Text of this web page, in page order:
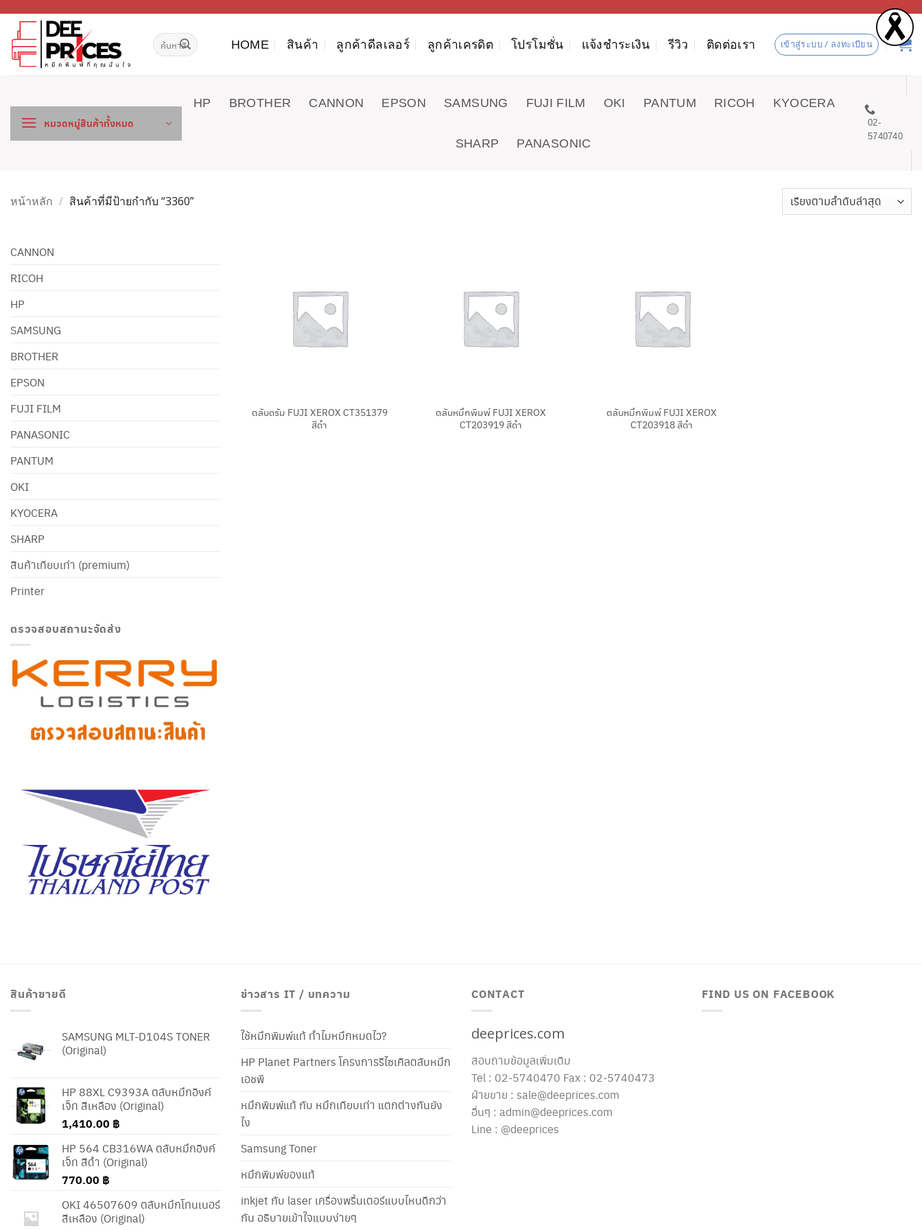
เนื้อหา
ค้นหา: HOME สินค้า ลูกค้าดีลเลอร์ ลูกค้าเครดิต โปรโมชั่น แจ้งชำระเงิน รีวิว ติดต่อเรา เข้าสู่ระบบ / ลงทะเบียน
หมวดหมู่สินค้าทั้งหมด
HP BROTHER CANNON EPSON SAMSUNG FUJI FILM OKI PANTUM RICOH KYOCERA
SHARP PANASONIC
02-
5740740
หน้าหลัก / สินค้าที่มีป้ายกำกับ “3360”
CANNON
RICOH
HP
SAMSUNG
BROTHER
EPSON
FUJI FILM
PANASONIC
PANTUM
OKI
KYOCERA
SHARP
สินค้าเทียบเท่า (premium)
Printer
ตรวจสอบสถานะจัดส่ง
ตลับดรัม FUJI XEROX CT351379
สีดำ
ตลับหมึกพิมพ์ FUJI XEROX
CT203919 สีดำ
ตลับหมึกพิมพ์ FUJI XEROX
CT203918 สีดำ
สินค้าขายดี
SAMSUNG MLT-D104S TONER
(Original)
HP 88XL C9393A ตลับหมึกอิงค์
เจ็ท สีเหลือง (Original)
1,410.00 ฿
HP 564 CB316WA ตลับหมึกอิงค์
เจ็ท สีดำ (Original)
770.00 ฿
OKI 46507609 ตลับหมึกโทนเนอร์
สีเหลือง (Original)
ข่าวสาร IT / บทความ
ใช้หมึกพิมพ์แท้ ทำไมหมึกหมดไว?
HP Planet Partners โครงการรีไซเคิลตลับหมึก
เอชพี
หมึกพิมพ์แท้ กับ หมึกเทียบเท่า แตกต่างกันยัง
ไง
Samsung Toner
หมึกพิมพ์ของแท้
inkjet กับ laser เครื่องพริ้นเตอร์แบบไหนดีกว่า
กัน อธิบายเข้าใจแบบง่ายๆ
CONTACT
deeprices.com
สอบถามข้อมูลเพิ่มเติม
Tel : 02-5740470 Fax : 02-5740473
ฝ่ายขาย : sale@deeprices.com
อื่นๆ : admin@deeprices.com
Line : @deeprices
FIND US ON FACEBOOK